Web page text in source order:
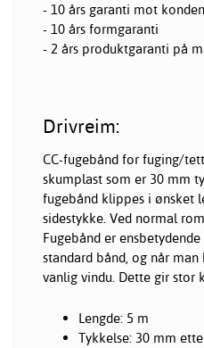
- 10 års garanti mot
- 10 års formgaranti
- 2 års produktgaranti på
Drivreim:
CC-fugebånd for fuging/
skumplast som er 30 mm
fugebånd klippes i ønsket
sidestykke. Ved normal
Fugebånd er
standard bånd, og når
vanlig vindu. Dette gir stor
Lengde: 5 m
Tykkelse: 30 mm